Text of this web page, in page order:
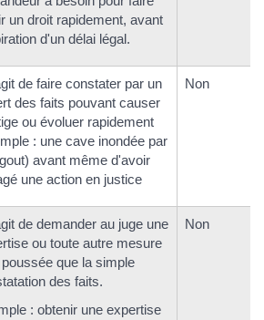
un droit rapidement, avant
d'un délai légal.
de faire constater par un
des faits pouvant causer
ou évoluer rapidement
: une cave inondée par
avant même d'avoir
une action en justice
Non
de demander au juge une
ou toute autre mesure
que la simple
des faits.
: obtenir une expertise
Non